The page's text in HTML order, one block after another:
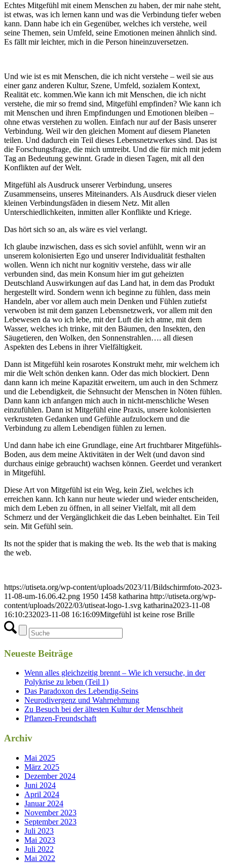
Echtes Mitgefühl mit einem Menschen zu haben, der mir nahe steht,
ist etwas, was ich lernen kann und was die Verbindung tiefer weben
kann. Dann habe ich ein Gegenüber, welches ich verstehe, weil
seine Themen, sein Umfeld, seine Emotionen meinen ähnlich sind.
Es fällt mir leichter, mich in die Person hineinzuversetzen.
Und wie ist es mit Menschen, die ich nicht verstehe – weil sie aus
einer ganz anderen Kultur, Szene, Umfeld, sozialem Kontext,
Realität etc. kommen.Wie kann ich mit Menschen, die ich nicht
verstehe, die mir so fremd sind, Mitgefühl empfinden? Wie kann ich
mit Menschen und ihren Empfindungen und Emotionen bleiben –
ohne etwas verstehen zu wollen. Einfach nur auf der Basis unserer
Verbindung. Weil wir den gleichen Moment auf diesem Planeten
teilen. Und dadurch ein Teil dieses Lebensnetzwerkes sind. Das ist
die Forschungsfrage, die mich umtreibt. Und die für mich mit jedem
Tag an Bedeutung gewinnt. Grade in diesen Tagen, mit all den
Konflikten auf der Welt.
Mitgefühl als Ausdruck unserer Verbindung, unseres
Zusammenseins, unseres Miteinanders. Als Ausdruck dieser vielen
kleinen Verbindungsfäden in diesem Netz. Mit allen
Unterschiedlichkeiten, inmitten aller Konflikte und Kriege.
Das hört sich so an, als wäre es viel verlangt.
Ich glaube inzwischen, dass es sich soviel anfühlt, wenn wir an
unserem kolonisierten Ego und unserer Individualität festhalten
wollen. Wenn ich nicht nur kognitiv verstehe, dass wir alle
verbunden sind, das mein Konsum hier im gut geheizten
Deutschland Auswirkungen auf das Land hat, in dem das Produkt
hergestellt wird. Sondern wenn ich beginne zu fühlen, dass mein
Handeln, aber vor allem auch mein Denken und Fühlen zutiefst
verwoben ist mit dem ganzen Lebensnetzwerk, vor allem mit den
Lebewesen da wo ich lebe, mit der Luft die ich atme, mit dem
Wasser, welches ich trinke, mit den Bäumen, den Insekten, den
Säugetieren, den Wolken, den Sonnenstrahlen…. all diesen
Aspekten des Lebens in ihrer Vielfältigkeit.
Dann ist Mitgefühl kein rosarotes Konstrukt mehr, mir welchem ich
mir die Welt schön denken kann. Oder das mich blockiert. Denn
dann kann ich meine Kapazität erweitern, um auch in den Schmerz
und die Lebendigkeit, die Sehnsucht der Menschen in Nöten fühlen.
Dann kann ich anfangen mich auch in nicht-menschliche Wesen
einzufühlen. Dann ist Mitgefühl eine Praxis, unsere kolonisierten
verkrusteten Gedanken und Gefühle aufzulockern und die
Verbindung zu allem Lebendigen fühlen zu lernen.
Und dann habe ich eine Grundlage, eine Art fruchtbarer Mitgefühls-
Boden, aus dem meine Aktivitäten in der Welt (und davon sind
durchaus einige gebraucht) wachsen können. Geerdet und verankert
in Mitgefühl.
Diese Art von Mitgefühl ist ein Weg, kein Ziel, welches ich
erreichen kann. Ich kann nur heute wieder und wieder entscheiden,
mich dem Leben zu öffnen, in all seiner Vielfalt, mit all dem
Schmerz und der Vergänglichkeit die das Leben beinhaltet. Ein Teil
sein. Mit Gefühl sein.
Its not the spider that is making the web. Its the web that is making
the web.
https://utiseta.org/wp-content/uploads/2023/11/Bildschirmfoto-2023-
11-08-um-16.06.42.png 1950 1458 katharina http://utiseta.org/wp-
content/uploads/2022/03/utiseat-logo-1.svg katharina2023-11-08
16:10:232023-11-08 16:16:09Mitgefühl ist keine rose Brille
Neueste Beiträge
Wenn alles gleichzeitig brennt – Wie ich versuche, in der
Polykrise zu leben (Teil 1)
Das Paradoxon des Lebendig-Seins
Neurodivergenz und Wahrnehmung
Zu Besuch bei der ältesten Kultur der Menschheit
Pflanzen-Freundschaft
Archiv
Mai 2025
März 2025
Dezember 2024
Juni 2024
April 2024
Januar 2024
November 2023
September 2023
Juli 2023
Mai 2023
Juli 2022
Mai 2022